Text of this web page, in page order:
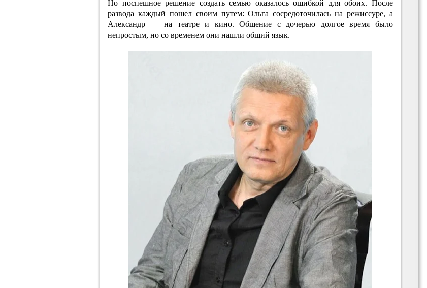
Но поспешное решение создать семью оказалось ошибкой для обоих. После
развода каждый пошел своим путем: Ольга сосредоточилась на режиссуре, а
Александр — на театре и кино. Общение с дочерью долгое время было
непростым, но со временем они нашли общий язык.